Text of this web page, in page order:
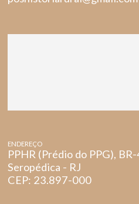
ENDEREÇO
PPHR (Prédio do PPG),
Seropédica - RJ
CEP: 23.897-000